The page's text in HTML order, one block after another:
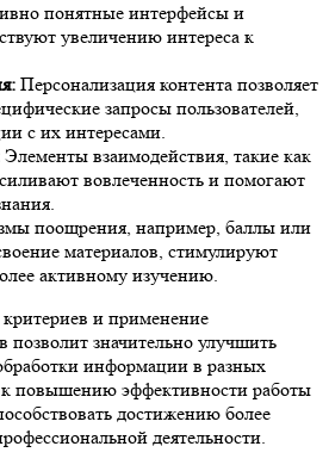
понятные интерфейсы и
увеличению интереса к
Персонализация контента позволяет
запросы пользователей,
с их интересами.
Элементы взаимодействия, такие как
вовлеченность и помогают
поощрения, например, баллы или
материалов, стимулируют
активному изучению.
и применение
значительно улучшить
информации в разных
к повышению эффективности работы
достижению более
деятельности.